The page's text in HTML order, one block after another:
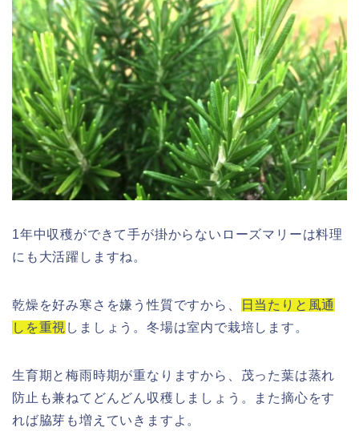
1年中収穫ができて手が掛からないローズマリーは料理
にも大活躍しますね。
乾燥を好み寒さを嫌う性質ですから、
日当たりと風通
しを重視 しましょう。冬場は室内で栽培します。
生育期と梅雨時期が重なりますから、茂った葉は蒸れ
防止も兼ねてどんどん収穫しましょう。また摘心をす
れば脇芽も増えていきますよ。